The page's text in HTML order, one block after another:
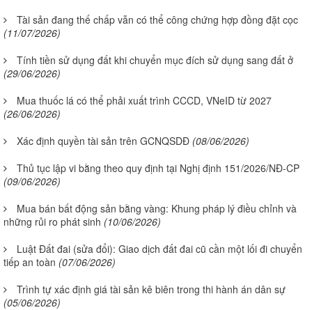
Tài sản đang thế chấp vẫn có thể công chứng hợp đồng đặt cọc
(11/07/2026)
Tính tiền sử dụng đất khi chuyển mục đích sử dụng sang đất ở
(29/06/2026)
Mua thuốc lá có thể phải xuất trình CCCD, VNeID từ 2027
(26/06/2026)
Xác định quyền tài sản trên GCNQSDĐ (08/06/2026)
Thủ tục lập vi bằng theo quy định tại Nghị định 151/2026/NĐ-CP
(09/06/2026)
Mua bán bất động sản bằng vàng: Khung pháp lý điều chỉnh và
những rủi ro phát sinh (10/06/2026)
Luật Đất đai (sửa đổi): Giao dịch đất đai cũ cần một lối đi chuyển
tiếp an toàn (07/06/2026)
Trình tự xác định giá tài sản kê biên trong thi hành án dân sự
(05/06/2026)